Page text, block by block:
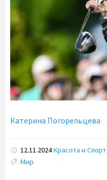
Катерина Погорельцева
12.11.2024Красота и Спорт
Tags:
Мир